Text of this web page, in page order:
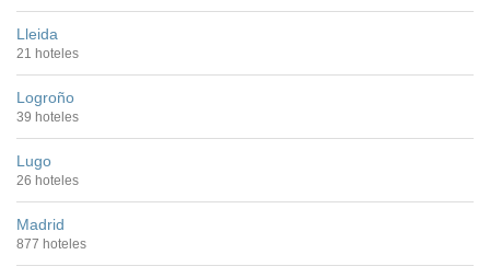
Lleida
21 hoteles
Logroño
39 hoteles
Lugo
26 hoteles
Madrid
877 hoteles